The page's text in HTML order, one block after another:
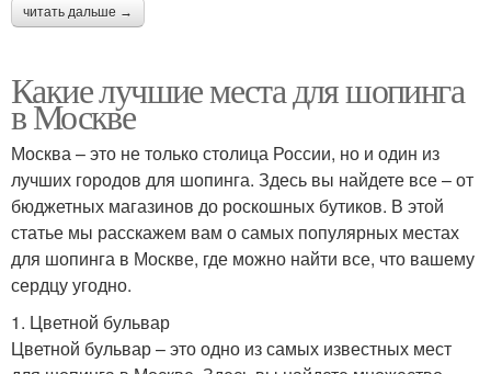
читать дальше →
Какие лучшие места для шопинга
в Москве
Москва – это не только столица России, но и один из
лучших городов для шопинга. Здесь вы найдете все – от
бюджетных магазинов до роскошных бутиков. В этой
статье мы расскажем вам о самых популярных местах
для шопинга в Москве, где можно найти все, что вашему
сердцу угодно.
1. Цветной бульвар
Цветной бульвар – это одно из самых известных мест